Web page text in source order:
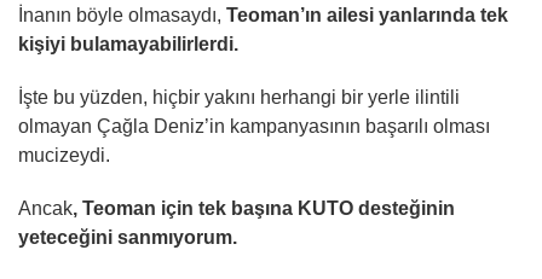
İnanın böyle olmasaydı, Teoman’ın ailesi yanlarında tek
kişiyi bulamayabilirlerdi.
İşte bu yüzden, hiçbir yakını herhangi bir yerle ilintili
olmayan Çağla Deniz’in kampanyasının başarılı olması
mucizeydi.
Ancak, Teoman için tek başına KUTO desteğinin
yeteceğini sanmıyorum.